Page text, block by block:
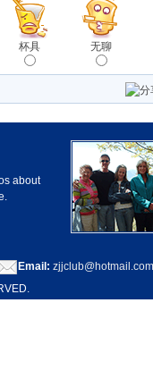
杯具 无聊
about
Email: zjjclub@hotmail.com